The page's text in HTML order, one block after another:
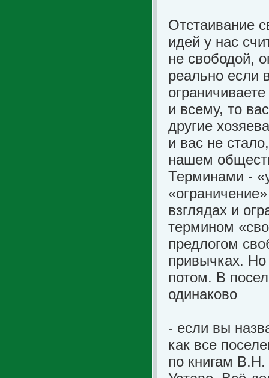
Отстаивание
идей у нас
не свободой,
реально если
и всему, то
другие
и вас не
нашем
Терминами -
взглядах и
термином
предлогом
привычках.
потом. В
одинаково
- если вы
как все
по книгам